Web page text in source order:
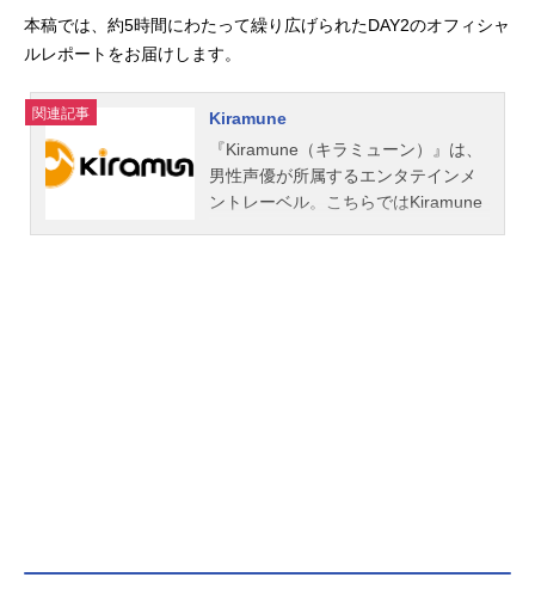
本稿では、約5時間にわたって繰り広げられたDAY2のオフィシャ
ルレポートをお届けします。
関連記事
Kiramune
『Kiramune（キラミューン）』は、
男性声優が所属するエンタテインメ
ントレーベル。こちらではKiramune